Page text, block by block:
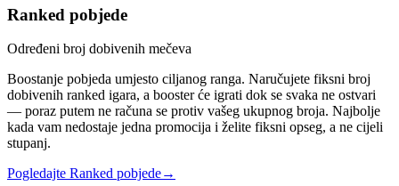
Ranked pobjede
Određeni broj dobivenih mečeva
Boostanje pobjeda umjesto ciljanog ranga. Naručujete fiksni broj
dobivenih ranked igara, a booster će igrati dok se svaka ne ostvari
— poraz putem ne računa se protiv vašeg ukupnog broja. Najbolje
kada vam nedostaje jedna promocija i želite fiksni opseg, a ne cijeli
stupanj.
Pogledajte Ranked pobjede→